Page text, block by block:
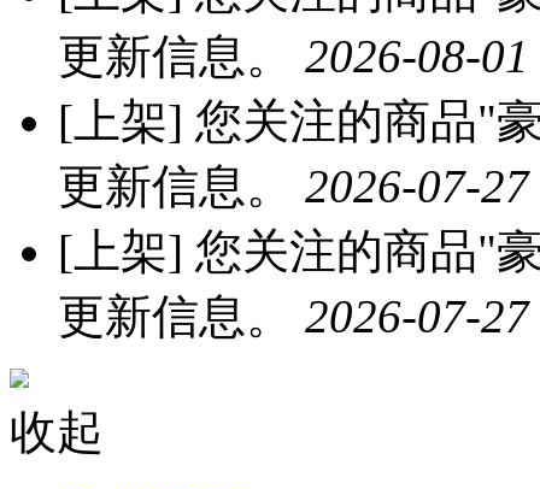
更新信息。 2026-08-
[上架] 您关注的商品"
更新信息。 2026-07-
[上架] 您关注的商品"
更新信息。 2026-07-
收起